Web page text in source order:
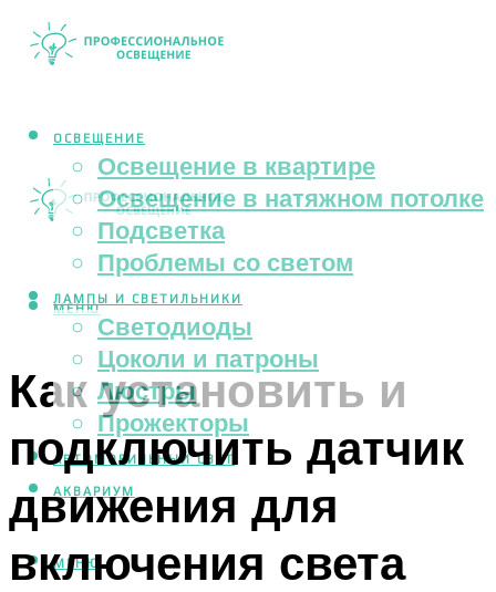
ОСВЕЩЕНИЕ
Освещение в квартире
Освещение в натяжном потолке
Подсветка
Проблемы со светом
ЛАМПЫ И СВЕТИЛЬНИКИ
Светодиоды
Цоколи и патроны
Люстры
Прожекторы
АВТОМОБИЛЬНЫЙ СВЕТ
АКВАРИУМ
МЕНЮ
МЕНЮ
Как установить и
подключить датчик
движения для
включения света